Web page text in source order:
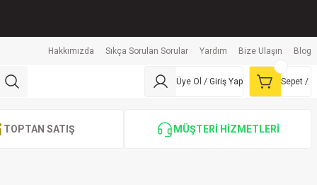
Hakkımızda Sıkça Sorulan Sorular Yardım Bize Ulaşın Blog
Üye Ol / Giriş Yap Sepet /
TOPTAN SATIŞ MÜŞTERİ HİZMETLERİ